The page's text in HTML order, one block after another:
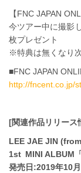
【FNC JAPAN
今ツアー中に撮影
枚プレゼント
※特典は無くなり
■FNC JAPAN
http://fncent.co.jp/
[関連作品リリース
LEE JAE JIN
1st MINI ALBUM
発売日:2019年10